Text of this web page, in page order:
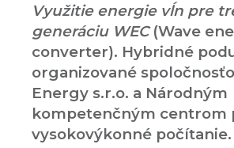
Využitie energie vĺn pre
generáciu WEC(Wave
converter). Hybridné
organizované
Energy s.r.o. a Národným
kompetenčným centrom
vysokovýkonné počítanie.